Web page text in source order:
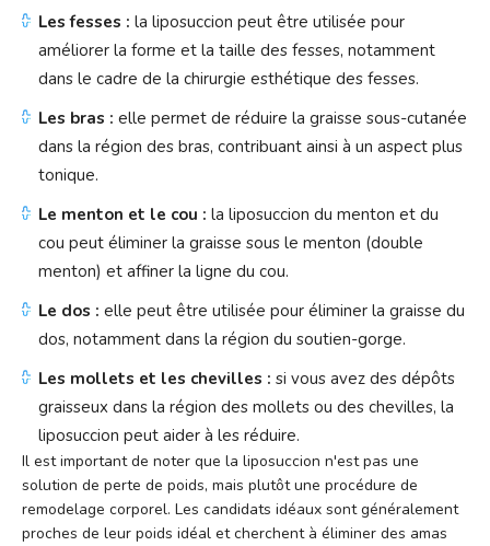
Les fesses : la liposuccion peut être utilisée pour
améliorer la forme et la taille des fesses, notamment
dans le cadre de la chirurgie esthétique des fesses.
Les bras : elle permet de réduire la graisse sous-cutanée
dans la région des bras, contribuant ainsi à un aspect plus
tonique.
Le menton et le cou : la liposuccion du menton et du
cou peut éliminer la graisse sous le menton (double
menton) et affiner la ligne du cou.
Le dos : elle peut être utilisée pour éliminer la graisse du
dos, notamment dans la région du soutien-gorge.
Les mollets et les chevilles : si vous avez des dépôts
graisseux dans la région des mollets ou des chevilles, la
liposuccion peut aider à les réduire.
Il est important de noter que la liposuccion n'est pas une
solution de perte de poids, mais plutôt une procédure de
remodelage corporel. Les candidats idéaux sont généralement
proches de leur poids idéal et cherchent à éliminer des amas